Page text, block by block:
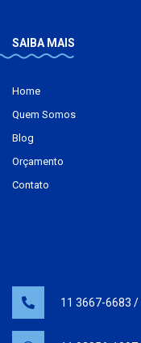
SAIBA MAIS
Home
Quem Somos
Blog
Orçamento
Contato
11 3667-6683 /